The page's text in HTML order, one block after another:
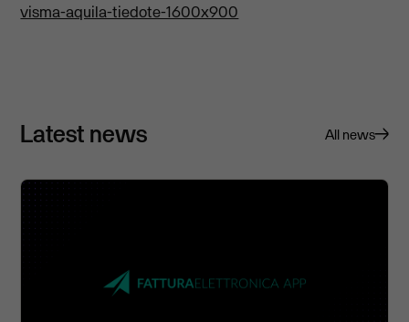
visma-aquila-tiedote-1600x900
Latest news All news